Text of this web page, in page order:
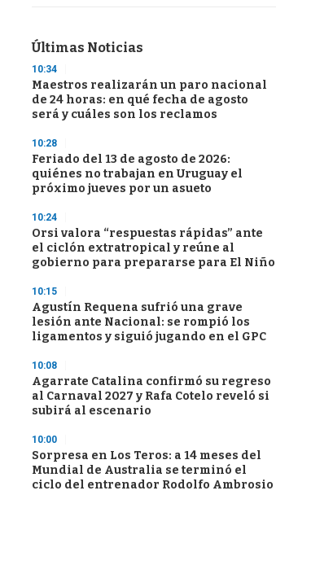
Últimas Noticias
10:34
Maestros realizarán un paro nacional
de 24 horas: en qué fecha de agosto
será y cuáles son los reclamos
10:28
Feriado del 13 de agosto de 2026:
quiénes no trabajan en Uruguay el
próximo jueves por un asueto
10:24
Orsi valora “respuestas rápidas” ante
el ciclón extratropical y reúne al
gobierno para prepararse para El Niño
10:15
Agustín Requena sufrió una grave
lesión ante Nacional: se rompió los
ligamentos y siguió jugando en el GPC
10:08
Agarrate Catalina confirmó su regreso
al Carnaval 2027 y Rafa Cotelo reveló si
subirá al escenario
10:00
Sorpresa en Los Teros: a 14 meses del
Mundial de Australia se terminó el
ciclo del entrenador Rodolfo Ambrosio